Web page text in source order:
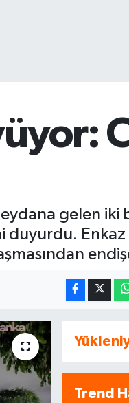
gelen
duyurdu.
Trend